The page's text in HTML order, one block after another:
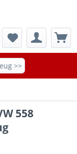
>>
558